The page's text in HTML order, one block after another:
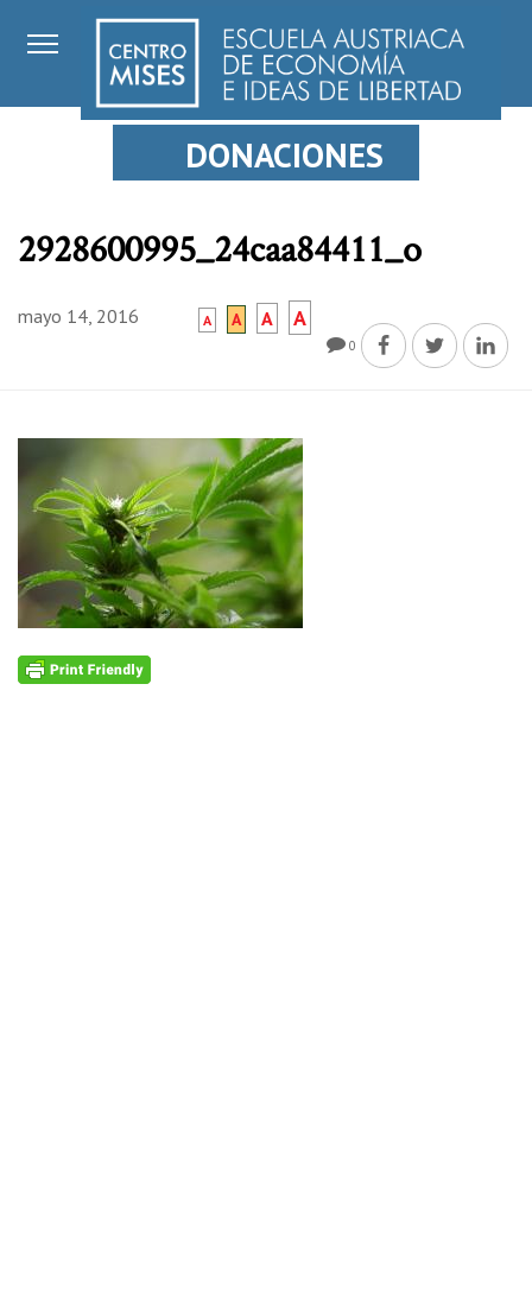
DONACIONES
2928600995_24caa84411_o
mayo 14, 2016 A A A A
0